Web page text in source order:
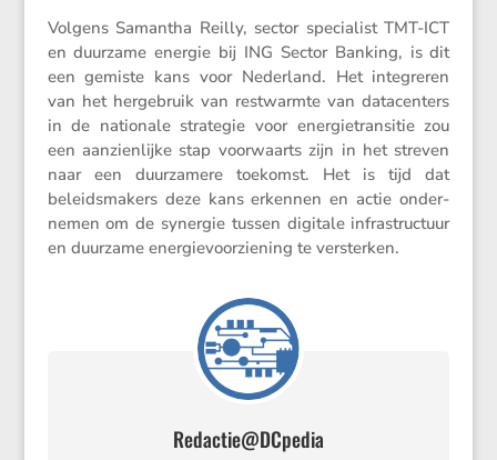
Volgens Samantha Reilly, sector speci­a­list TMT-ICT
en duurzame energie bij ING Sector Banking, is dit
een gemiste kans voor Neder­land. Het integreren
van het herge­bruik van restwarmte van datacen­ters
in de natio­nale strategie voor energie­tran­sitie zou
een aanzien­lijke stap voorwaarts zijn in het streven
naar een duurza­mere toekomst. Het is tijd dat
beleids­ma­kers deze kans erkennen en actie onder­
nemen om de synergie tussen digitale infra­struc­tuur
en duurzame energie­voor­zie­ning te versterken.
Redactie@DCpedia